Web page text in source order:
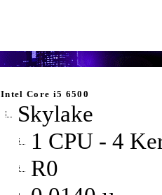
Intel Core i5 6500
Skylake
1 CPU - 4
R0